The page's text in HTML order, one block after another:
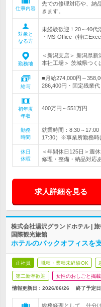
仕事内容
先での修理対応や、納
きます。
対象と
なる方
未経験歓迎！20～40代
・MS-Office（特に
勤務地
＜新潟支店＞ 新潟県
本社工場＞ 茨城県つく
給与
■月給274,000円～
286,400円・固定残業代
初年度
年収
400万円～551万円
勤務
時間
就業時間：8:30～17:00
17:30）※事業所勤務時
休日
休暇
＜年間休日125日＞週
修理・整備・納品対応
求人詳細を見る
株式会社湯沢グランドホテル |
国際観光旅館
ホテルのバックオフィスを
正社員 職種・業種未経験OK
第二新卒歓迎 女性のおしごと掲
情報更新日：2026/06/26 終了予定日
総務経理として、仕分